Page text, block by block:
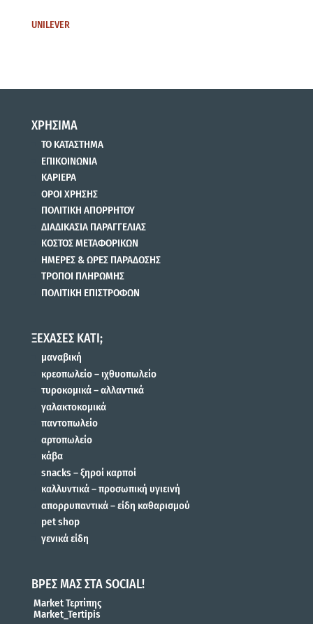
UNILEVER
ΧΡΗΣΙΜΑ
ΤΟ ΚΑΤΑΣΤΗΜΑ
ΕΠΙΚΟΙΝΩΝΙΑ
ΚΑΡΙΕΡΑ
ΟΡΟΙ ΧΡΗΣΗΣ
ΠΟΛΙΤΙΚΗ ΑΠΟΡΡΗΤΟΥ
ΔΙΑΔΙΚΑΣΙΑ ΠΑΡΑΓΓΕΛΙΑΣ
ΚΟΣΤΟΣ ΜΕΤΑΦΟΡΙΚΩΝ
ΗΜΕΡΕΣ & ΩΡΕΣ ΠΑΡΑΔΟΣΗΣ
ΤΡΟΠΟΙ ΠΛΗΡΩΜΗΣ
ΠΟΛΙΤΙΚΗ ΕΠΙΣΤΡΟΦΩΝ
ΞΕΧΑΣΕΣ ΚΑΤΙ;
μαναβική
κρεοπωλείο – ιχθυοπωλείο
τυροκομικά – αλλαντικά
γαλακτοκομικά
παντοπωλείο
αρτοπωλείο
κάβα
snacks – ξηροί καρποί
καλλυντικά – προσωπική υγιεινή
απορρυπαντικά – είδη καθαρισμού
pet shop
γενικά είδη
ΒΡΕΣ ΜΑΣ ΣΤΑ SOCIAL!
Market Τερτίπης
Market_Tertipis